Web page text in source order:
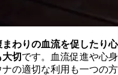
まわりの血流を促したり心
切です。血流促進や心身
の適切な利用も一つの方